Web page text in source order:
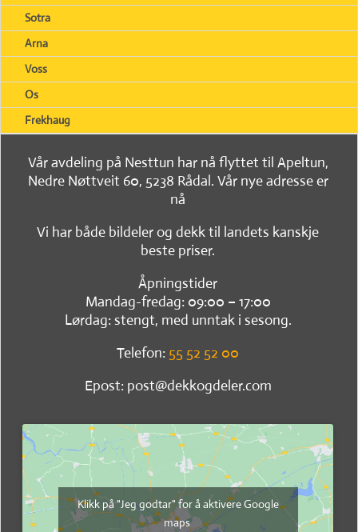
Sotra
Arna
Voss
Os
Frekhaug
Vår avdeling på Nesttun har nå flyttet til Apeltun,
Nedre Nøttveit 60, 5238 Rådal. Vår nye adresse er
nå
Vi har både bildeler og dekk til landets kanskje
beste priser.
Åpningstider
Mandag-fredag: 09:00 – 17:00
Lørdag: stengt, med unntak i sesong.
Telefon: 55 52 52 00
Epost: post@dekkogdeler.com
Klikk på "Jeg godtar" for å aktivere Google
maps